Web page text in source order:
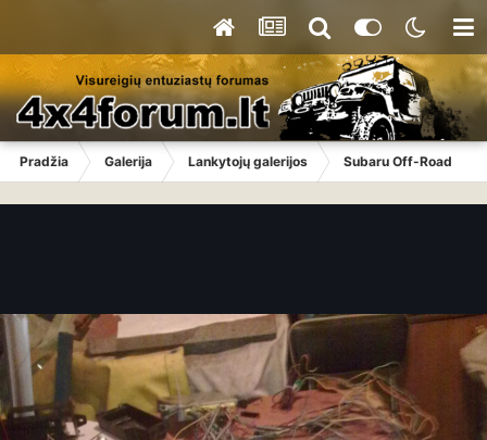
Pradžia Galerija Lankytojų galerijos Subaru Off-Road